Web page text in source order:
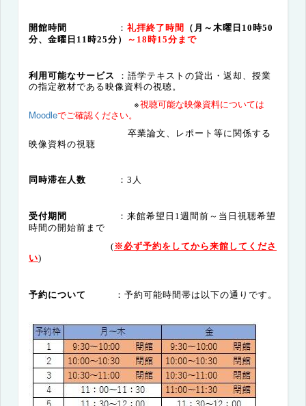
開館時間 ： 礼拝終了時間 （月～木曜日10時50
分、金曜日11時25分）
～18時15分まで
利用可能なサービス
：語学テキストの貸出・返却、授業
の指定教材である映像資料の視聴。
※視聴可能な映像資料については
Moodleでご確認ください。
卒業論文、レポート等に関係する
映像資料の視聴
同時滞在人数 ：3人
受付期間
：来館希望日1週間前～当日視聴希望
時間の開始前まで
( ※必ず予約をしてから来館してくださ
い)
予約について ：予約可能時間帯は以下の通りです。